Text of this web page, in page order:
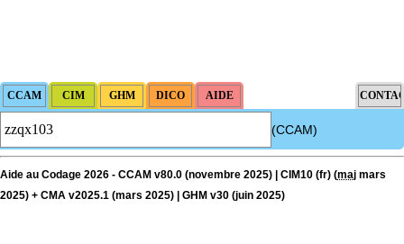
(CCAM)
Aide au Codage 2026 - CCAM v80.0 (novembre 2025) | CIM10 (fr) (maj mars
2025) + CMA v2025.1 (mars 2025) | GHM v30 (juin 2025)